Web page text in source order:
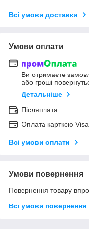
Всі умови доставки
Умови оплати
Ви отримаєте
або гроші
Детальніше
Післяплата
Оплата карткою
Всі умови оплати
Умови повернення
Повернення товару
Всі умови повернення